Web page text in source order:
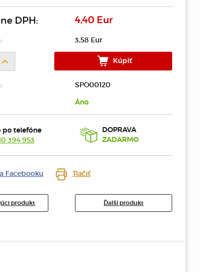
DPH: 4,40 Eur
3,58 Eur
Kúpiť
SPO00120
Áno
po telefóne
394 953
DOPRAVA
ZADARMO
Facebooku Tlačiť
produkt Ďalší produkt